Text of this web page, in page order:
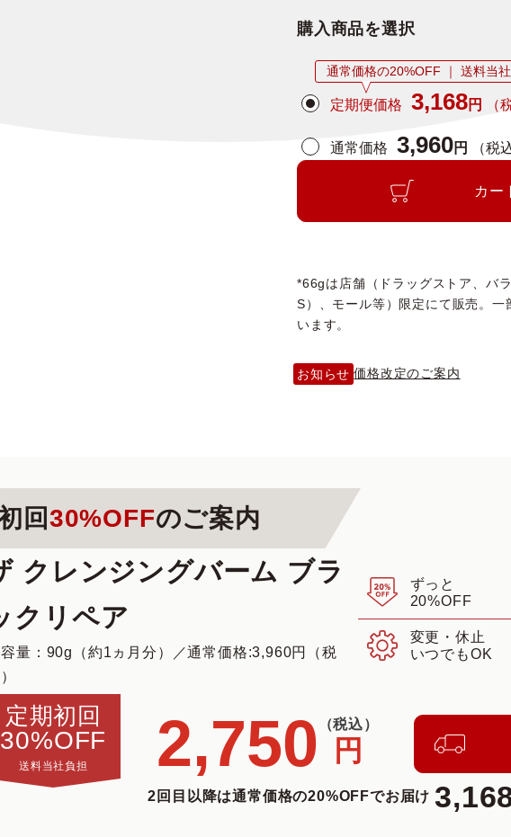
購入商品を選択
定期便価格 3,168円 （
通常価格の20%OFF ｜ 送料当
通常価格 3,960円 （税
カー
*66gは店舗（ドラッグストア、バ
S）、モール等）限定にて販売。
います。
お知らせ 価格改定のご案内
回30%OFFのご案内
クレンジングバーム ブラ
クリペア
量：90g（約1ヵ月分） ／通常価格:3,960円（税
ずっと
20%OFF
変更・休止
いつでもOK
定期初回
30%OFF
送料当社負担 2,750 （税込）
円
2回目以降は通常価格の20%OFFでお届け